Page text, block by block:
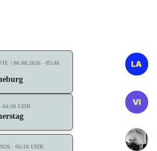
| 06.08.2026 - 05:46
UHR
- 06:18 UHR